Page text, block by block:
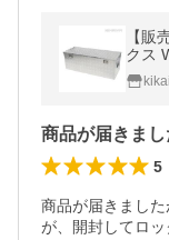
【販
クス
ルミ
台 ボ
5
商品が届きまし
が、開封してロ